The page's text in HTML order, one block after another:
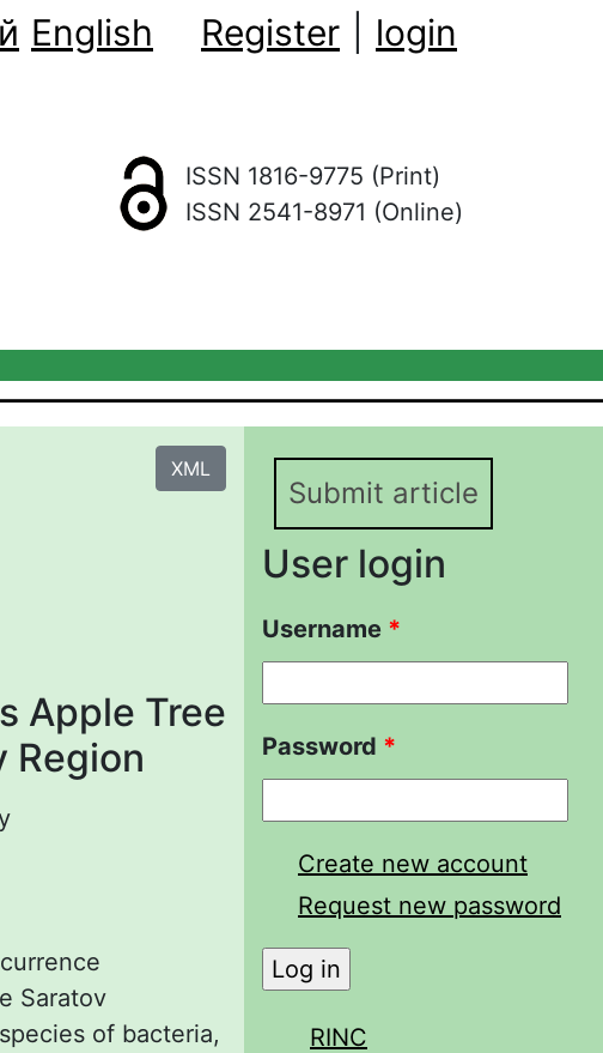
English Register login
ISSN 1816-9775 (Print)
ISSN 2541-8971 (Online)
XML
Apple Tree
Region
Saratov
of bacteria,
Submit article
User login
Username *
Password *
Create new account
Request new password
RINC